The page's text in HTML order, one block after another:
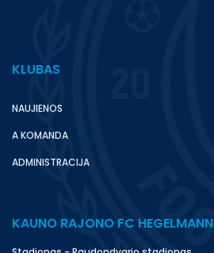
KLUBAS
NAUJIENOS
A KOMANDA
ADMINISTRACIJA
KAUNO RAJONO FC HEGELMANN